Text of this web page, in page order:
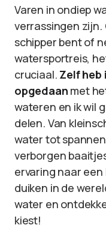
Varen in ondiep
verrassingen
schipper bent of
watersportreis,
cruciaal. Zelf heb
opgedaan met
wateren en ik wil
delen. Van
water tot
verborgen
ervaring naar
duiken in de
water en
kiest!